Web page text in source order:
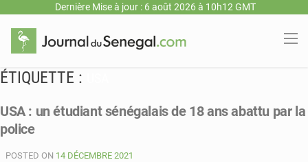
Dernière Mise à jour : 6 août 2026 à 10h12 GMT
ÉTIQUETTE :
USA : un étudiant sénégalais de 18 ans abattu par la
police
POSTED ON 14 DÉCEMBRE 2021